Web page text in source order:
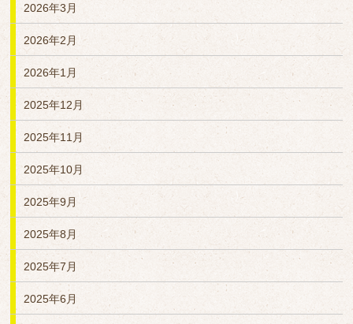
2026年3月
2026年2月
2026年1月
2025年12月
2025年11月
2025年10月
2025年9月
2025年8月
2025年7月
2025年6月